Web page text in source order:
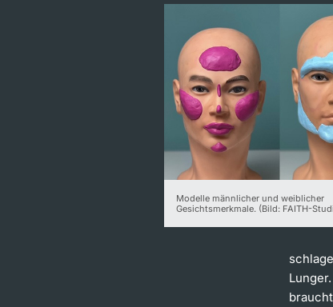
Modelle männlicher und weiblicher
Gesichtsmerkmale. (Bild: FAITH-